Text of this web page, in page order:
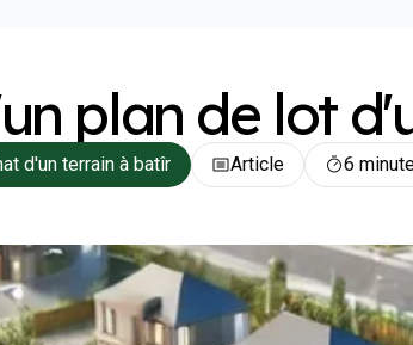
plan de lot
d'un terrain à batîr Article 6